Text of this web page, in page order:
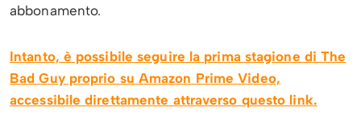
abbonamento.
Intanto, è possibile seguire la prima stagione di The
Bad Guy proprio su Amazon Prime Video,
accessibile direttamente attraverso questo link.